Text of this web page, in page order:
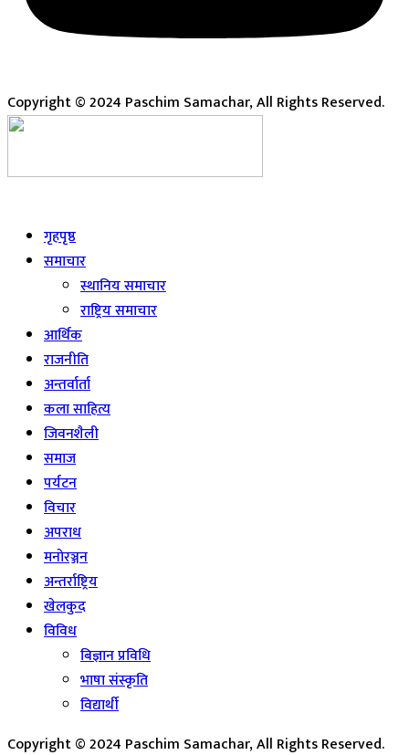
Copyright © 2024 Paschim Samachar, All Rights Reserved.
गृहपृष्ठ
समाचार
स्थानिय समाचार
राष्ट्रिय समाचार
आर्थिक
राजनीति
अन्तर्वार्ता
कला साहित्य
जिवनशैली
समाज
पर्यटन
विचार
अपराध
मनोरञ्जन
अन्तर्राष्ट्रिय
खेलकुद
विविध
बिज्ञान प्रविधि
भाषा संस्कृति
विद्यार्थी
Copyright © 2024 Paschim Samachar, All Rights Reserved.